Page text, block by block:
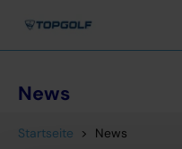
News
Startseite > News